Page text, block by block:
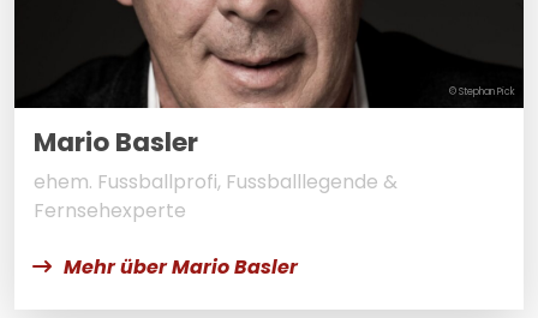
© Stephan Pick
Mario Basler
ehem. Fussballprofi, Fussballlegende &
Fernsehexperte
Mehr über Mario Basler